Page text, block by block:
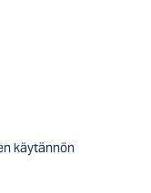
käytännön